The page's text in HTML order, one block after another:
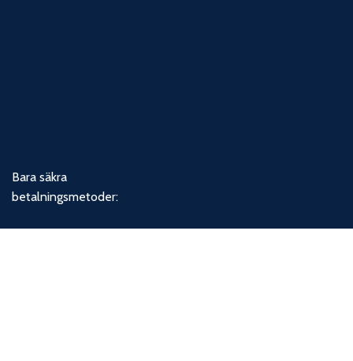
Bara säkra
betalningsmetoder: